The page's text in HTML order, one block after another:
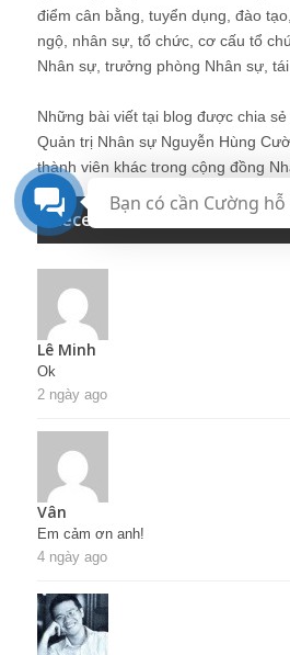
điểm cân bằng, tuyển dụng, đào
ngộ, nhân sự, tổ chức, cơ cấu tổ
Nhân sự, trưởng phòng Nhân sự,
Những bài viết tại blog được chia
Quản trị Nhân sự Nguyễn Hùng
thành viên khác trong cộng đồng
Recent Comments
Lê Minh
Ok
2 ngày ago
Vân
Em cảm ơn anh!
4 ngày ago
Bạn có cần Cường